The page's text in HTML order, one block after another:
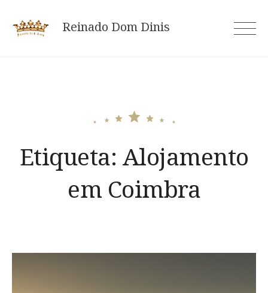
Reinado Dom Dinis
Etiqueta: Alojamento
em Coimbra